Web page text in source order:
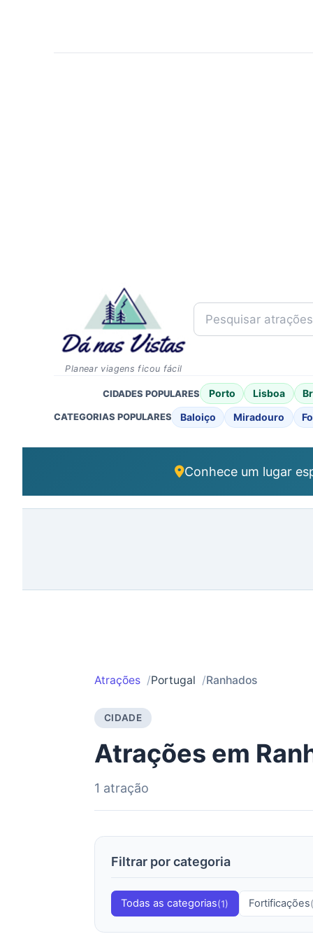
Planear viagens ficou fácil
Pesquisar
CIDADES POPULARES Porto Lisboa
CATEGORIAS POPULARES Baloiço Miradouro
Conhece um lugar
Atrações Portugal Ranhados
CIDADE
Atrações em
1 atração
Filtrar por categoria
Todas as categorias(1) Fortificações